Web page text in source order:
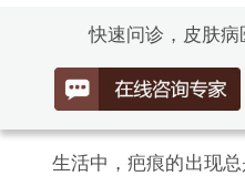
快速问诊，皮肤
生活中，疤痕的出现